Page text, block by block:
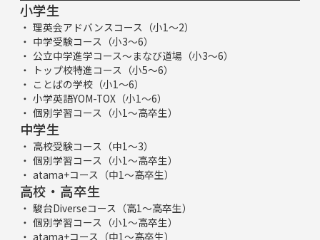
小学生
理英会アドバンスコース（小1～2）
中学受験コース（小3～6）
公立中学進学コース～まなび道場（小3～6）
トップ校特進コース（小5～6）
ことばの学校（小1～6）
小学英語YOM-TOX（小1～6）
個別学習コース（小1～高卒生）
中学生
高校受験コース（中1～3）
個別学習コース（小1～高卒生）
atama+コース（中1～高卒生）
高校・高卒生
駿台Diverseコース（高1～高卒生）
個別学習コース（小1～高卒生）
atama+コース（中1～高卒生）